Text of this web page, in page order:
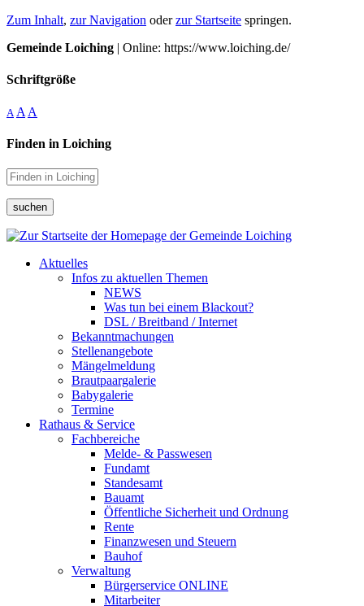
Zum Inhalt, zur Navigation oderzur Startseite springen.
Gemeinde Loiching | Online: https://www.loiching.de/
Schriftgröße
A A A
Finden in Loiching
suchen
Aktuelles
Infos zu aktuellen Themen
NEWS
Was tun bei einem Blackout?
DSL / Breitband / Internet
Bekanntmachungen
Stellenangebote
Mängelmeldung
Brautpaargalerie
Babygalerie
Termine
Rathaus & Service
Fachbereiche
Melde- & Passwesen
Fundamt
Standesamt
Bauamt
Öffentliche Sicherheit und Ordnung
Rente
Finanzwesen und Steuern
Bauhof
Verwaltung
Bürgerservice ONLINE
Mitarbeiter